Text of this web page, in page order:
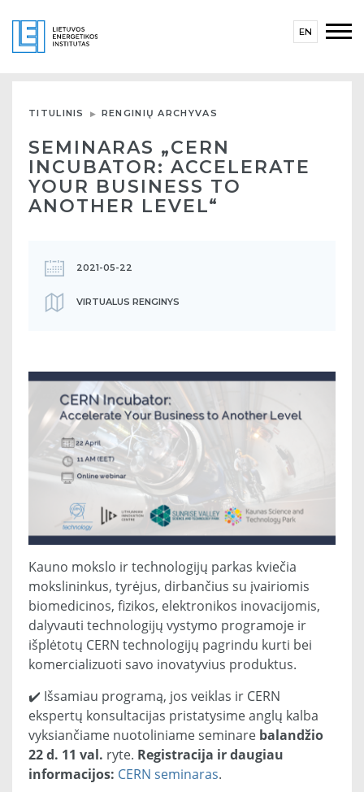
EN
TITULINIS RENGINIŲ ARCHYVAS
SEMINARAS „CERN
INCUBATOR: ACCELERATE
YOUR BUSINESS TO
ANOTHER LEVEL“
2021-05-22
VIRTUALUS RENGINYS
Kauno mokslo ir technologijų parkas kviečia
mokslininkus, tyrėjus, dirbančius su įvairiomis
biomedicinos, fizikos, elektronikos inovacijomis,
dalyvauti technologijų vystymo programoje ir
išplėtotų CERN technologijų pagrindu kurti bei
komercializuoti savo inovatyvius produktus.
✔️ Išsamiau programą, jos veiklas ir CERN
ekspertų konsultacijas pristatysime anglų kalba
vyksiančiame nuotoliniame seminare balandžio
22 d. 11 val. ryte. Registracija ir daugiau
informacijos: CERN seminaras.